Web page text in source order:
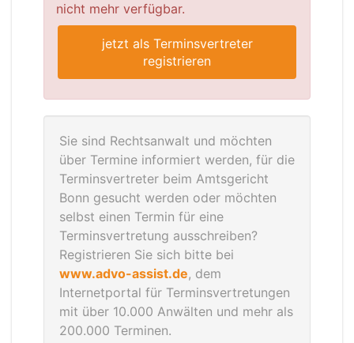
nicht mehr verfügbar.
jetzt als Terminsvertreter
registrieren
Sie sind Rechtsanwalt und möchten
über Termine informiert werden, für die
Terminsvertreter beim Amtsgericht
Bonn gesucht werden oder möchten
selbst einen Termin für eine
Terminsvertretung ausschreiben?
Registrieren Sie sich bitte bei
www.advo-assist.de, dem
Internetportal für Terminsvertretungen
mit über 10.000 Anwälten und mehr als
200.000 Terminen.